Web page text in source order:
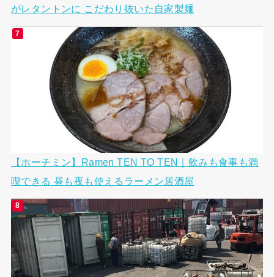
がレタントンに こだわり抜いた自家製麺
【ホーチミン】Ramen TEN TO TEN｜飲みも食事も満
喫できる 昼も夜も使えるラーメン居酒屋